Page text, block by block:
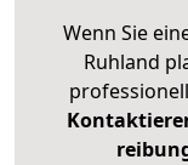
Wenn Sie
Ruhland